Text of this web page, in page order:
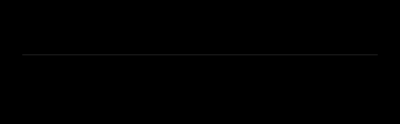
علوم الدار